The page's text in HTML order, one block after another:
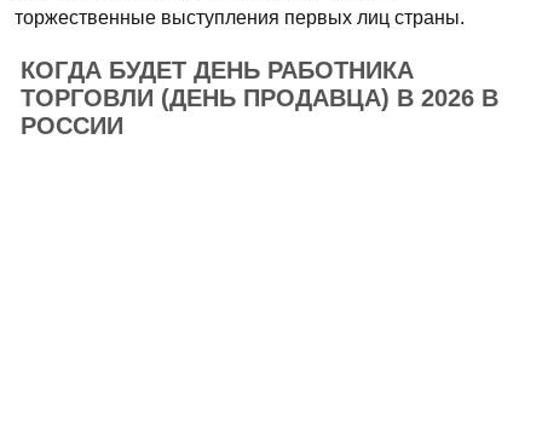
торжественные выступления первых лиц страны.
КОГДА БУДЕТ ДЕНЬ РАБОТНИКА
ТОРГОВЛИ (ДЕНЬ ПРОДАВЦА) В 2026 В
РОССИИ